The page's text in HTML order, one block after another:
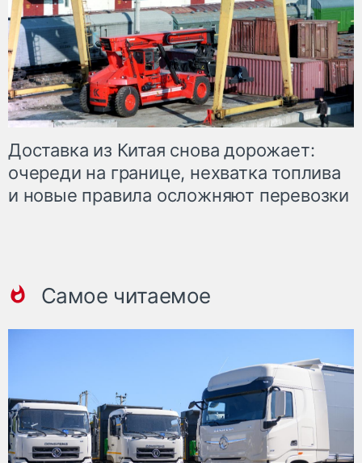
Доставка из Китая снова дорожает:
очереди на границе, нехватка топлива
и новые правила осложняют перевозки
Самое читаемое